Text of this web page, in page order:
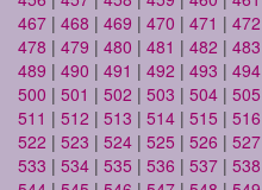
467 | 468 | 469 | 470 | 471 | 472
478 | 479 | 480 | 481 | 482 | 483
489 | 490 | 491 | 492 | 493 | 494
500 | 501 | 502 | 503 | 504 | 505
511 | 512 | 513 | 514 | 515 | 516
522 | 523 | 524 | 525 | 526 | 527
533 | 534 | 535 | 536 | 537 | 538